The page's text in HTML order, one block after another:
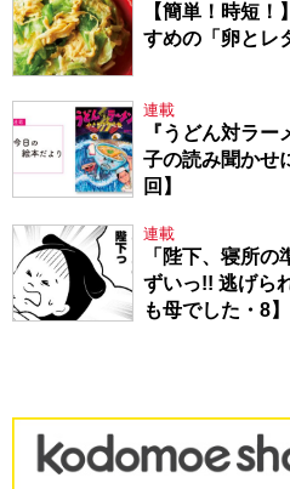
【簡単！時短
すめの「卵とレ
連載
『うどん対ラ
子の読み聞かせ
回】
連載
「陛下、寝所
ずいっ!! 逃げら
も母でした・8】